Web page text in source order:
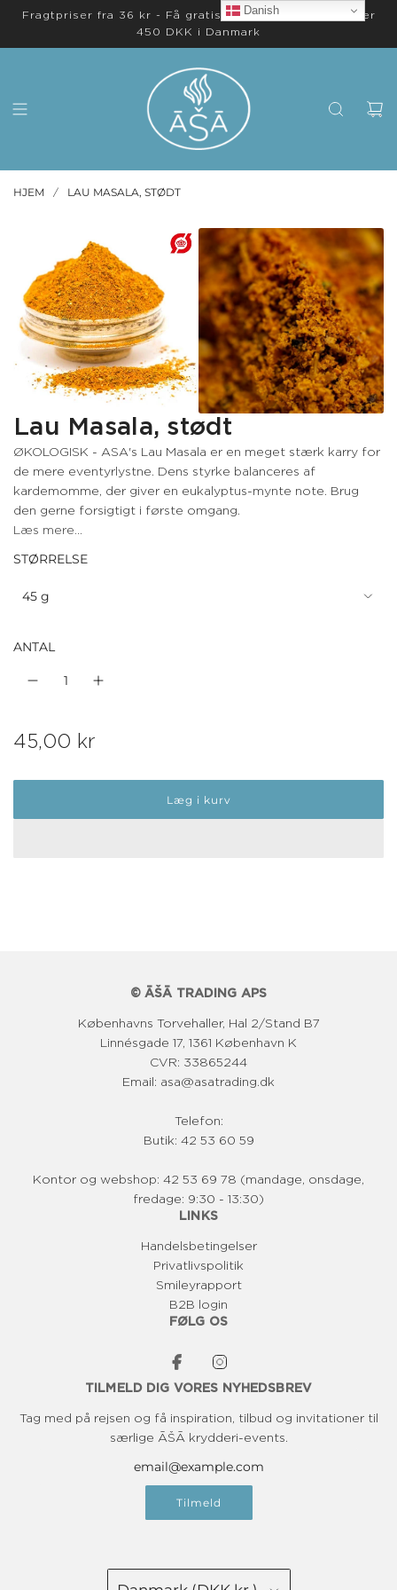
Fragtpriser fra 36 kr - Få gratis levering på ordrer over
450 DKK i Danmark
HJEM / LAU MASALA, STØDT
Lau Masala, stødt
ØKOLOGISK - ASA's Lau Masala er en meget stærk karry for
de mere eventyrlystne. Dens styrke balanceres af
kardemomme, der giver en eukalyptus-mynte note. Brug
den gerne forsigtigt i første omgang.
Læs mere...
STØRRELSE
45 g
ANTAL
N
45,00 kr
Læg i kurv
© ĀŠĀ TRADING APS
Københavns Torvehaller, Hal 2/Stand B7
Linnésgade 17, 1361 København K
CVR: 33865244
Email: asa@asatrading.dk
Telefon:
Butik: 42 53 60 59
Kontor og webshop: 42 53 69 78 (mandage, onsdage,
fredage: 9:30 - 13:30)
LINKS
Handelsbetingelser
Privatlivspolitik
Smileyrapport
B2B login
FØLG OS
TILMELD DIG VORES NYHEDSBREV
Tag med på rejsen og få inspiration, tilbud og invitationer til
særlige ĀŠĀ krydderi-events.
Tilmeld
Danish